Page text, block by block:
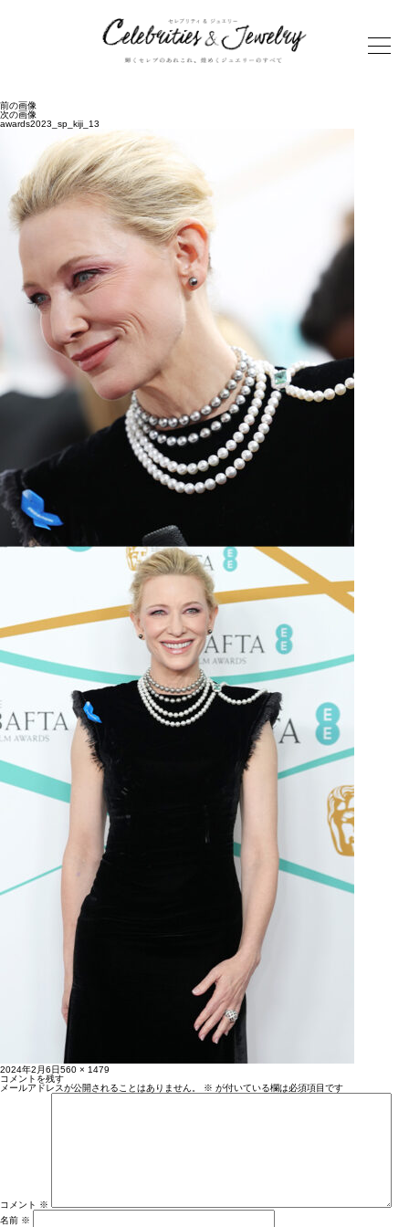
前の画像
次の画像
awards2023_sp_kiji_13
投
稿
日:
2024年2月6日フ
ル
サ
イ
560 × 1479
コメントを残す
メールアドレスが公開されることはありません。
※ が付いている欄は必須項目です
コメント ※
名前 ※